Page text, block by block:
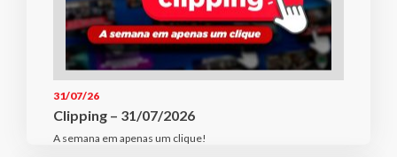
31/07/26
Clipping – 31/07/2026
A semana em apenas um clique!